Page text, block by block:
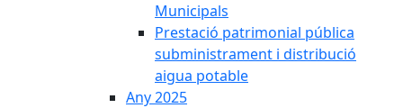
Municipals
Prestació patrimonial pública
subministrament i distribució
aigua potable
Any 2025